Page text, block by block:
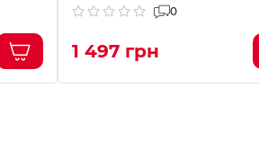
0
1 497 грн